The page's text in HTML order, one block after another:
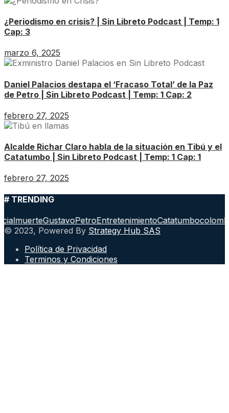
¿Periodismo en crisis? | Sin Libreto Podcast | Temp: 1
Cap: 3
marzo 6, 2025
Daniel Palacios destapa el ‘Fracaso Total’ de la Paz
de Petro | Sin Libreto Podcast | Temp: 1 Cap: 2
febrero 27, 2025
Alcalde Richar Claro habla de la situación en Tibú y el
Catatumbo | Sin Libreto Podcast | Temp: 1 Cap: 1
febrero 27, 2025
# TRENDING
muerteGustavoPetroEntretenimientoCatatumbo
© 2023, Powered By Strategy Hub SAS
Política de Privacidad
Terminos y Condiciones